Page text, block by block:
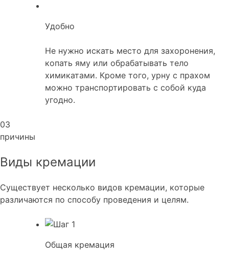
Удобно
Не нужно искать место для захоронения,
копать яму или обрабатывать тело
химикатами. Кроме того, урну с прахом
можно транспортировать с собой куда
угодно.
03
причины
Виды кремации
Существует несколько видов кремации, которые
различаются по способу проведения и целям.
Общая кремация